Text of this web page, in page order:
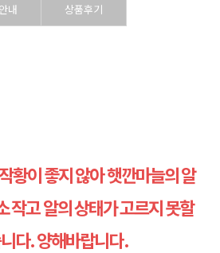
내 상품후기
황이 좋지 않아 햇깐마늘의 알
작고 알의 상태가 고르지 못할
다. 양해바랍니다.